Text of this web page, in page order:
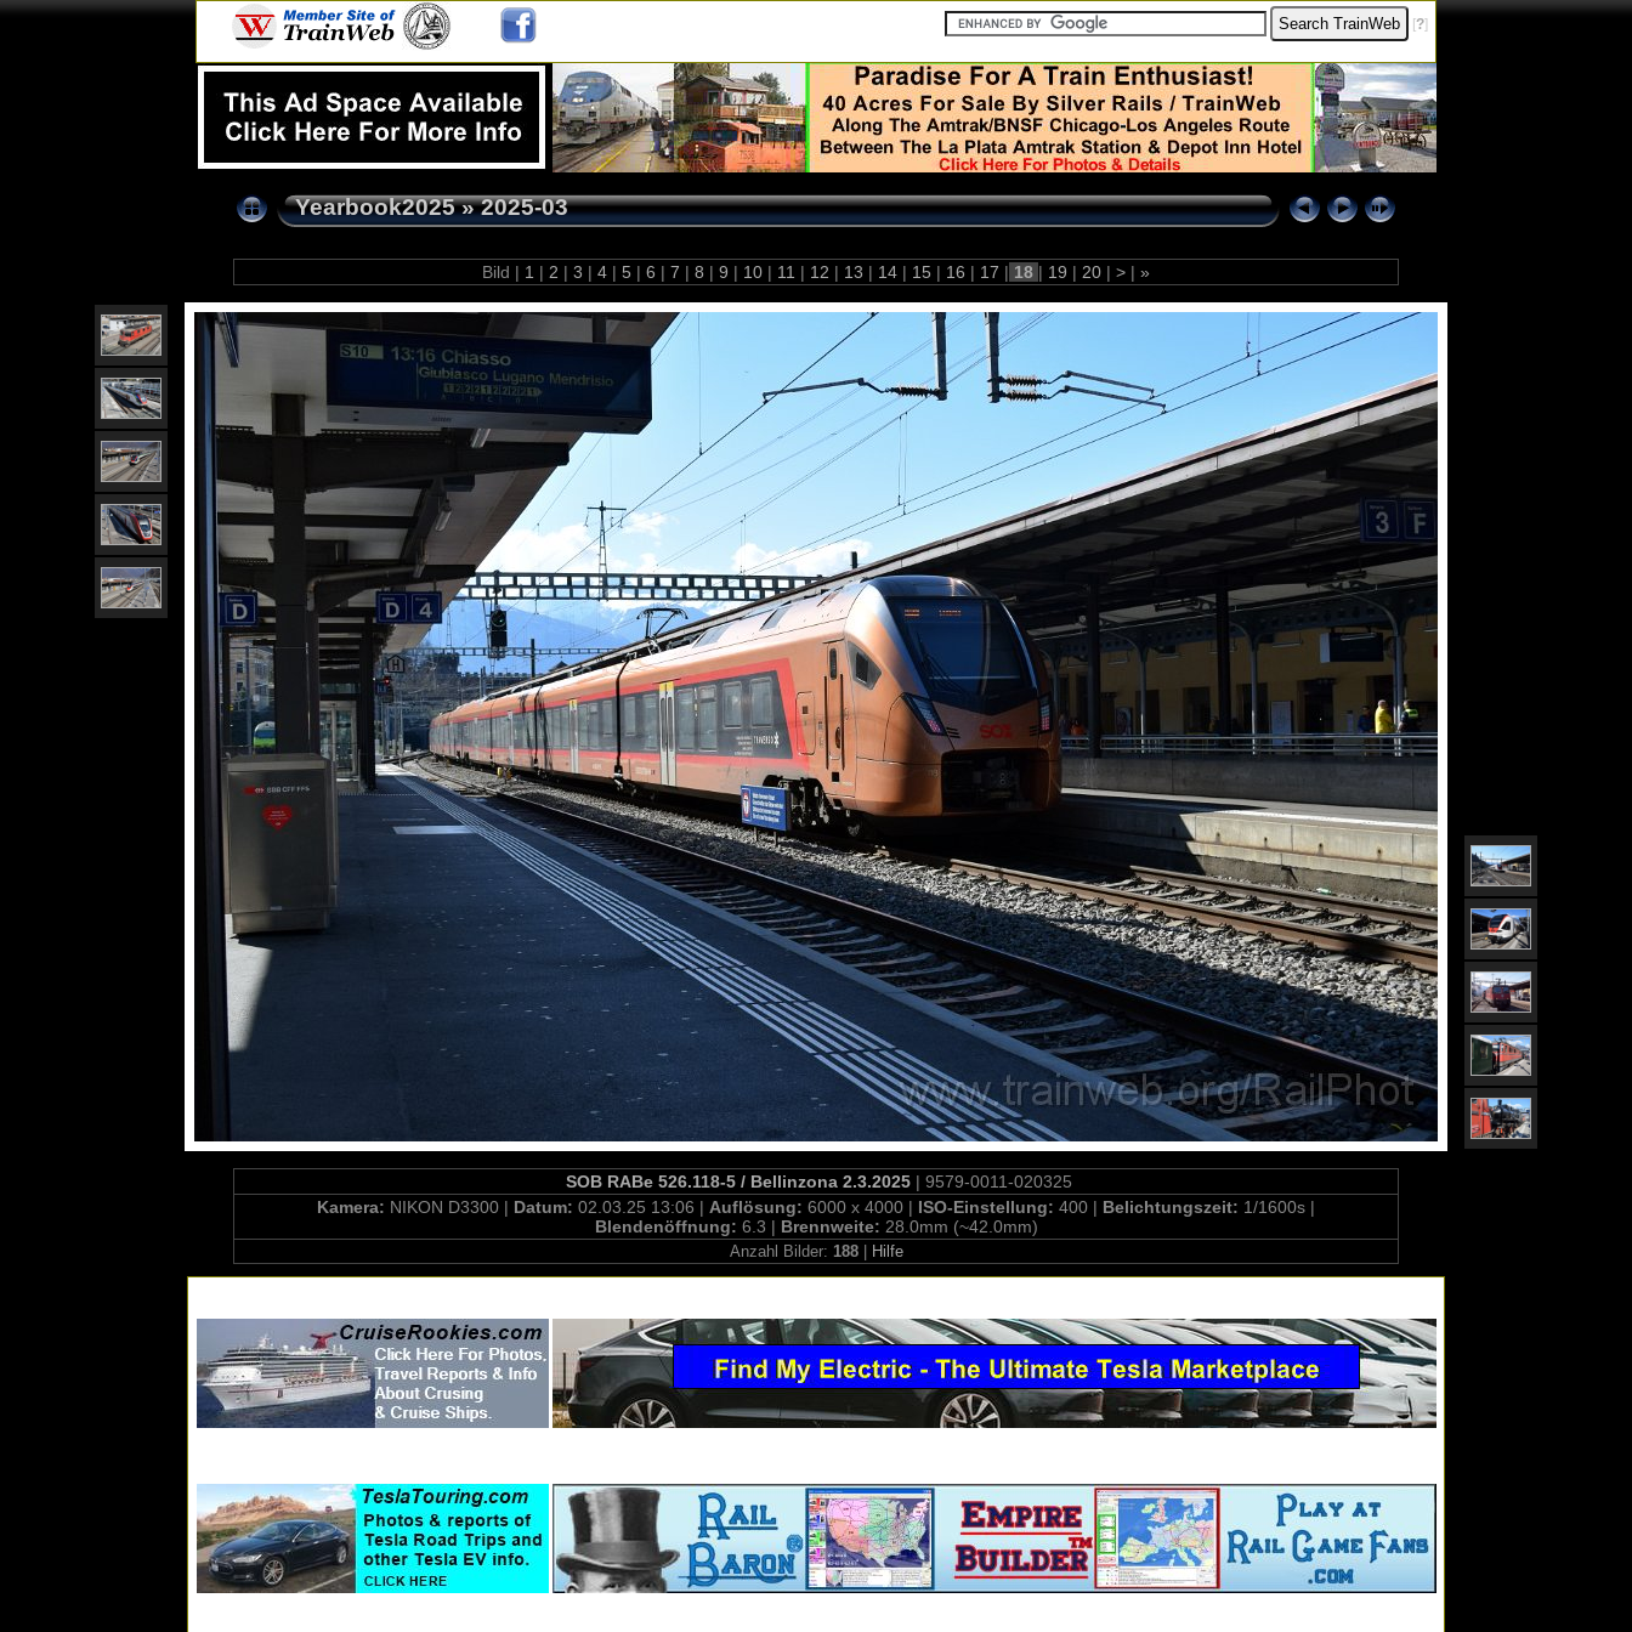
[?]
Yearbook2025»2025-03
Bild | 1 | 2 | 3 | 4 | 5 | 6 | 7 | 8 | 9 | 10 | 11 | 12 | 13 | 14 | 15 | 16 | 17 | 18 | 19 | 20 | > | »
SOB RABe 526.118-5 / Bellinzona 2.3.2025| 9579-0011-020325
Kamera: NIKON D3300 | Datum: 02.03.25 13:06 | Auflösung: 6000 x 4000 | ISO-Einstellung: 400 | Belichtungszeit: 1/1600s |
Blendenöffnung: 6.3 | Brennweite: 28.0mm (~42.0mm)
Anzahl Bilder: 188| Hilfe